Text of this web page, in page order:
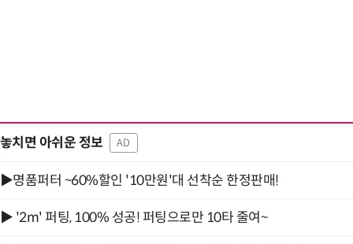
놓치면 아쉬운 정보 AD
▶명품퍼터 ~60%할인 '10만원'대 선착순 한정판매!
▶ '2m' 퍼팅, 100% 성공! 퍼팅으로만 10타 줄여~